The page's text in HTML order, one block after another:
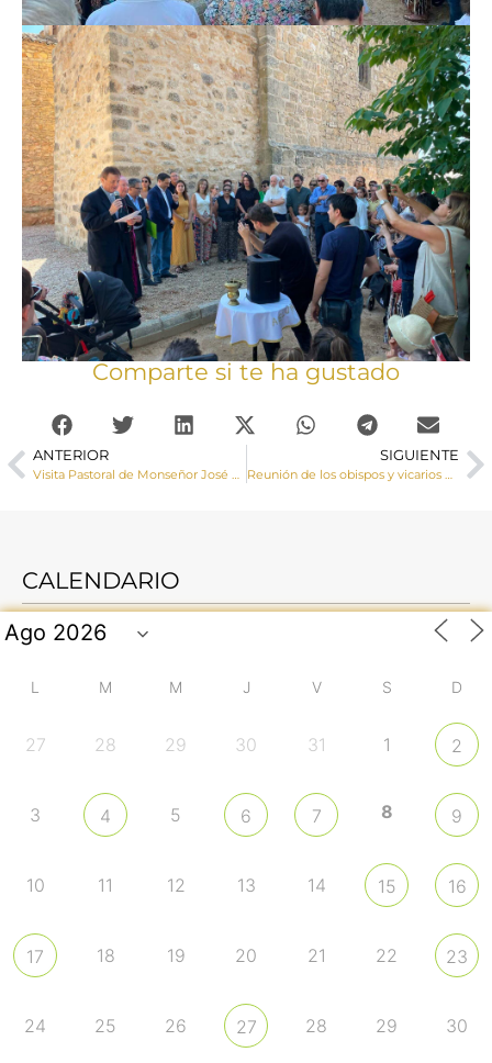
Comparte si te ha gustado
ANTERIOR
Visita Pastoral de Monseñor José María Yanguas a Narboneta y Mira
SIGUIENTE
Reunión de los obispos y vicarios de la provincia eclesiástica de Castilla-La Mancha
CALENDARIO
L M M J V S D
27 28 29 30 31 1 2
3 4 5 6 7 8 9
10 11 12 13 14 15 16
17 18 19 20 21 22 23
24 25 26 27 28 29 30